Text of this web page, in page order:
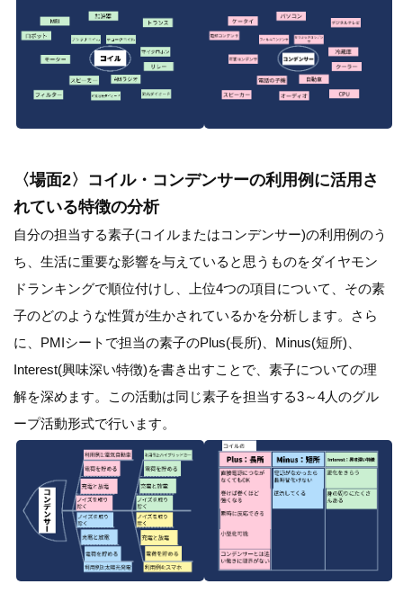
〈場面2〉コイル・コンデンサーの利用例に活用さ
れている特徴の分析
自分の担当する素子(コイルまたはコンデンサー)の利用例のう
ち、生活に重要な影響を与えていると思うものをダイヤモン
ドランキングで順位付けし、上位4つの項目について、その素
子のどのような性質が生かされているかを分析します。さら
に、PMIシートで担当の素子のPlus(長所)、Minus(短所)、
Interest(興味深い特徴)を書き出すことで、素子についての理
解を深めます。この活動は同じ素子を担当する3～4人のグル
ープ活動形式で行います。